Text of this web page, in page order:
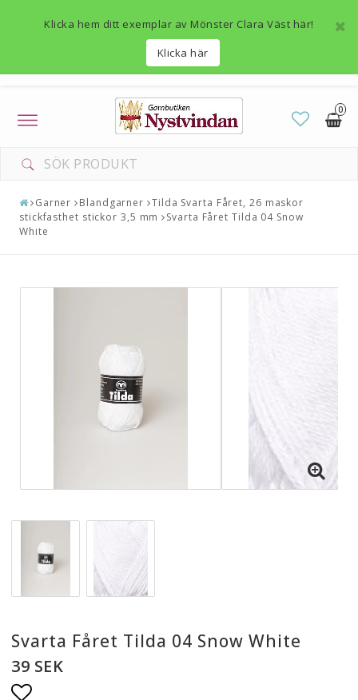
Klicka hem ditt exemplar av Mönster Clara Väst här!
Klicka här
0
Toggle
navigation
Garner Blandgarner
Tilda Svarta Fåret, 26 maskor
stickfasthet stickor 3,5 mm
Svarta Fåret Tilda 04 Snow
White
Svarta Fåret Tilda 04 Snow White
39 SEK